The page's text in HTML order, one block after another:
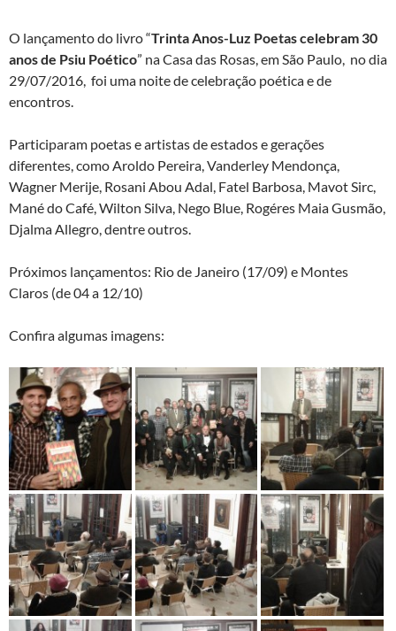
O lançamento do livro “Trinta Anos-Luz Poetas celebram 30
anos de Psiu Poético” na Casa das Rosas, em São Paulo, no dia
29/07/2016, foi uma noite de celebração poética e de
encontros.
Participaram poetas e artistas de estados e gerações
diferentes, como Aroldo Pereira, Vanderley Mendonça,
Wagner Merije, Rosani Abou Adal, Fatel Barbosa, Mavot Sirc,
Mané do Café, Wilton Silva, Nego Blue, Rogéres Maia Gusmão,
Djalma Allegro, dentre outros.
Próximos lançamentos: Rio de Janeiro (17/09) e Montes
Claros (de 04 a 12/10)
Confira algumas imagens: